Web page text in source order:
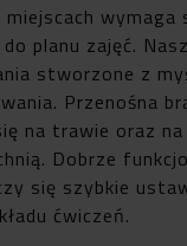
miejscach
planu zajęć.
stworzone z
Przenośna
na trawie oraz
Dobrze
się szybkie
ćwiczeń.